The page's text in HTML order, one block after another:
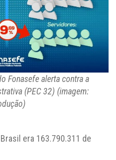
Fonasefe alerta contra a
(PEC 32) (imagem:
era 163.790.311 de